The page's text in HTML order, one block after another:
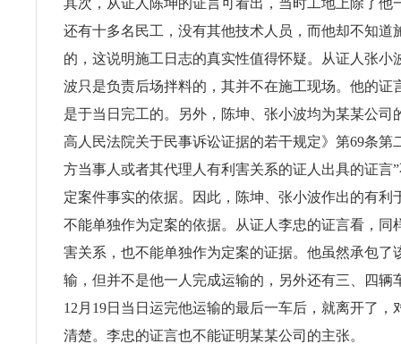
其次，从证人陈坤的证言可看出，当时工地上除了他
还有十多名民工，没有其他技术人员，而他却不知道
的，这说明施工日志的真实性值得怀疑。从证人张小
波只是负责后场拌料的，其并不在施工现场。他的证
是于当日完工的。另外，陈坤、张小波均为某某公司
高人民法院关于民事诉讼证据的若干规定》第69条第
方当事人或者其代理人有利害关系的证人出具的证言
定案件事实的依据。因此，陈坤、张小波作出的有利
不能单独作为定案的依据。从证人李忠的证言看，同
害关系，也不能单独作为定案的证据。他虽然承包了
输，但并不是他一人完成运输的，另外还有三、四辆
12月19日当日运完他运输的最后一车后，就离开了，
清楚。李忠的证言也不能证明某某公司的主张。